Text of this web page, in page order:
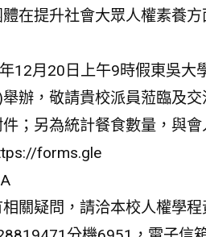
在提升社會大眾人權素養方
12月20日上午9時假東吳大
辦，敬請貴校派員蒞臨及交
；另為統計餐食數量，與
forms.gle
關疑問，請洽本校人權學